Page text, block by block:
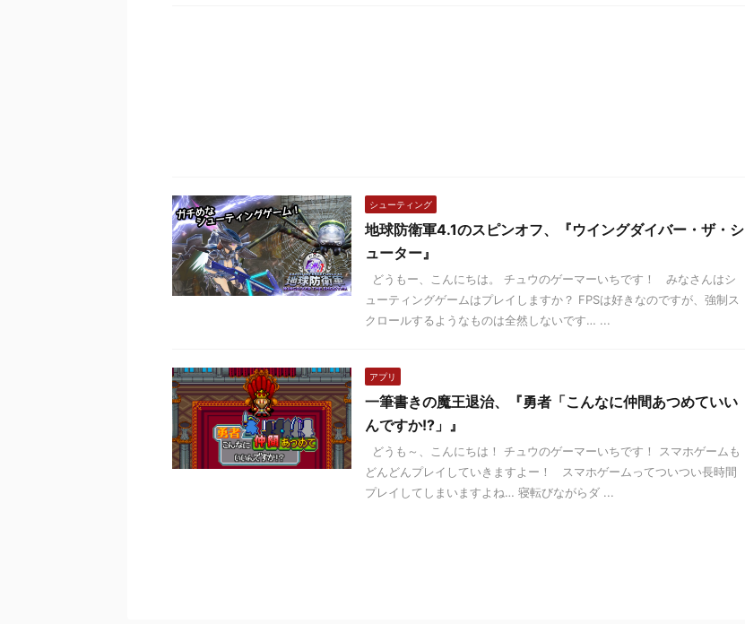
シューティング
地球防衛軍4.1のスピンオフ、『ウイングダイバー・ザ・シ
ューター』
どうもー、こんにちは。 チュウのゲーマーいちです！ みなさんはシ
ューティングゲームはプレイしますか？ FPSは好きなのですが、強制ス
クロールするようなものは全然しないです… ...
アプリ
一筆書きの魔王退治、『勇者「こんなに仲間あつめていい
んですか!?」』
どうも～、こんにちは！ チュウのゲーマーいちです！ スマホゲームも
どんどんプレイしていきますよー！ スマホゲームってついつい長時間
プレイしてしまいますよね… 寝転びながらダ ...